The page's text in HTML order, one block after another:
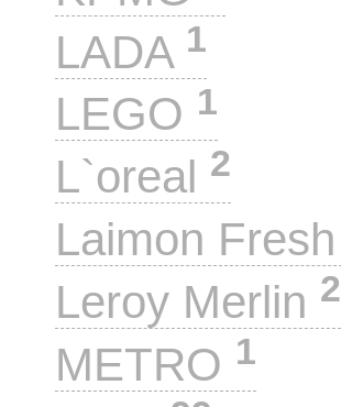
LADA 1
LEGO 1
L`oreal 2
Laimon Fresh
Leroy Merlin 2
METRO 1